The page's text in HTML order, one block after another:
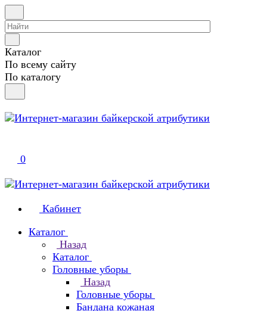
Каталог
По всему сайту
По каталогу
0
Кабинет
Каталог
Назад
Каталог
Головные уборы
Назад
Головные уборы
Бандана кожаная